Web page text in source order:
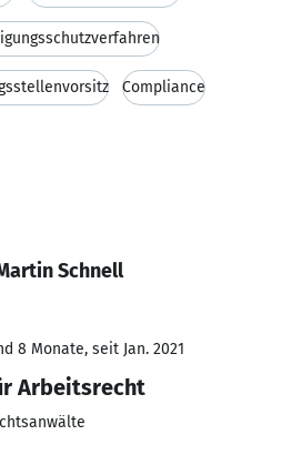
Compliance
Schnell
8 Monate, seit Jan. 2021
Arbeitsrecht